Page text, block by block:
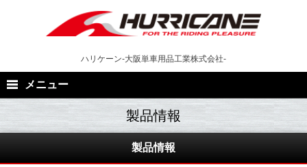
ハリケーン-大阪単車用品工業株式会社-
メニュー
製品情報